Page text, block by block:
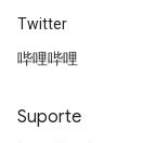
Twitter
哔哩哔哩
Suporte